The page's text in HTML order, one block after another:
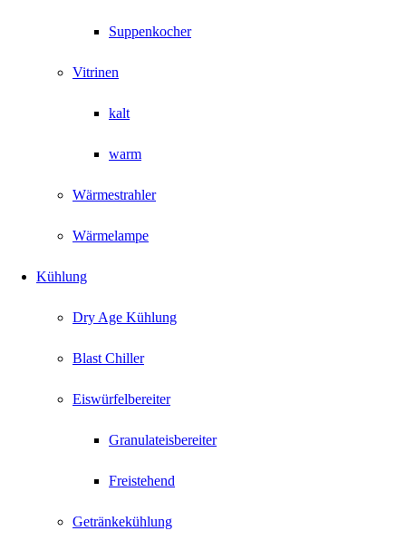
Suppenkocher
Vitrinen
kalt
warm
Wärmestrahler
Wärmelampe
Kühlung
Dry Age Kühlung
Blast Chiller
Eiswürfelbereiter
Granulateisbereiter
Freistehend
Getränkekühlung